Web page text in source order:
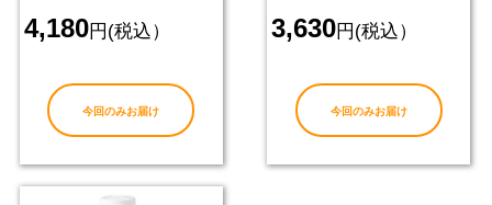
4,180円(税込）
今回のみお届け
3,630円(税込）
今回のみお届け